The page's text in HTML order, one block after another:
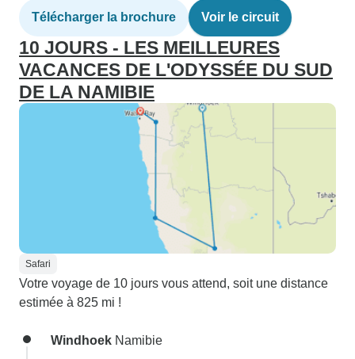
Télécharger la brochure Voir le circuit
10 JOURS - LES MEILLEURES
VACANCES DE L'ODYSSÉE DU SUD
DE LA NAMIBIE
Safari
Votre voyage de 10 jours vous attend, soit une distance
estimée à 825 mi !
Windhoek Namibie